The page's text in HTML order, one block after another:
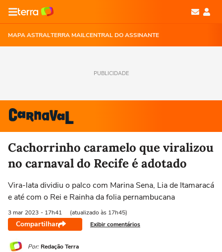
MAPA ASTRALTERRA MAILCENTRAL DO ASSINANTE
PUBLICIDADE
Cachorrinho caramelo que viralizou
no carnaval do Recife é adotado
Vira-lata dividiu o palco com Marina Sena, Lia de Itamaracá
e até com o Rei e Rainha da folia pernambucana
3 mar 2023 - 17h41 (atualizado às 17h45)
Compartilhar Exibir comentários
Por: Redação Terra